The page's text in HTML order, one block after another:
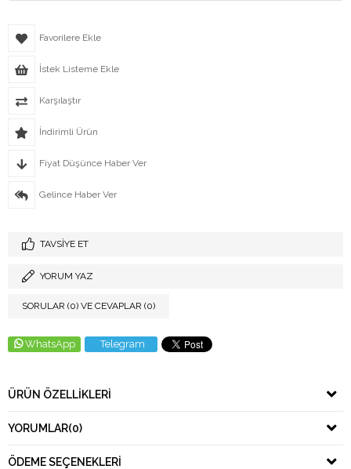
Favorilere Ekle
İstek Listeme Ekle
Karşılaştır
İndirimli Ürün
Fiyat Düşünce Haber Ver
Gelince Haber Ver
TAVSIYE ET
YORUM YAZ
SORULAR (0) VE CEVAPLAR (0)
WhatsApp Telegram
ÜRÜN ÖZELLIKLERI
YORUMLAR(0)
ÖDEME SEÇENEKLERI